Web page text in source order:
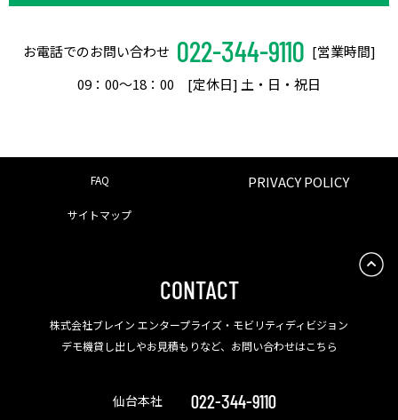
お電話でのお問い合わせ 022-344-9110 [営業時間]
09：00〜18：00 [定休日] 土・日・祝日
FAQ PRIVACY POLICY
サイトマップ
CONTACT
株式会社ブレイン エンタープライズ・モビリティディビジョン
デモ機貸し出しやお見積もりなど、お問い合わせはこちら
仙台本社 022-344-9110